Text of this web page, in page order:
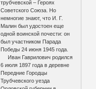
трубчевской – Героях
Советского Союза. Но
немногие знают, что И. Г.
Малин был удостоен еще
одной воинской почести: он
был участником Парада
Победы 24 июня 1945 года.
Иван Гаврилович родился
6 июля 1897 года в деревне
Передние Городцы
Трубчевского уезда